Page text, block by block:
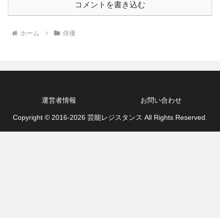
コメントを書き込む
ホーム 俳優
運営者情報 お問い合わせ
Copyright © 2016-2026 芸能レジスタンス All Rights Reserved.